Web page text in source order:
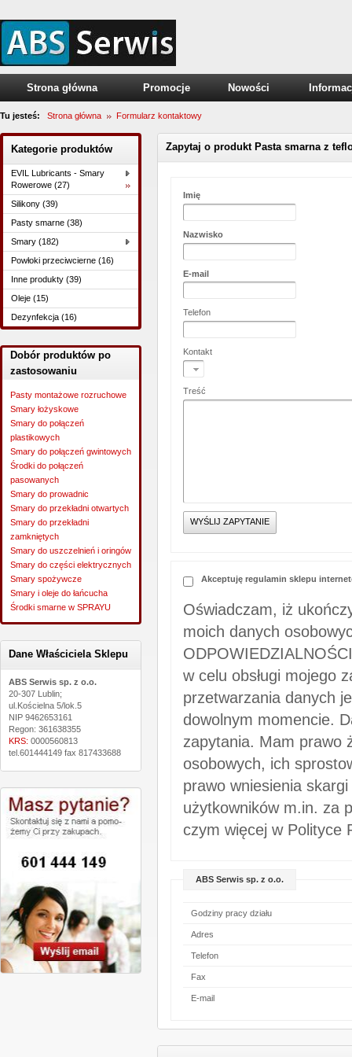
Strona główna Promocje Nowości
Tu jesteś: Strona główna Formularz kontaktowy
Kategorie produktów
EVIL Lubricants - Smary
Rowerowe (27)
Silikony (39)
Pasty smarne (38)
Smary (182)
Powłoki przeciwcierne (16)
Inne produkty (39)
Oleje (15)
Dezynfekcja (16)
Dobór produktów po
zastosowaniu
Pasty montażowe rozruchowe
Smary łożyskowe
Smary do połączeń
plastikowych
Smary do połączeń gwintowych
Środki do połączeń
pasowanych
Smary do prowadnic
Smary do przekładni otwartych
Smary do przekładni
zamkniętych
Smary do uszczelnień i oringów
Smary do części elektrycznych
Smary spożywcze
Smary i oleje do łańcucha
Środki smarne w SPRAYU
Dane Właściciela Sklepu
ABS Serwis sp. z o.o.
20-307 Lublin;
ul.Kościelna 5/lok.5
NIP 9462653161
Regon: 361638355
KRS: 0000560813
tel.601444149 fax 817433688
Zapytaj o produkt Pasta smarna z
Imię
Nazwisko
E-mail
Telefon
Kontakt
Treść
Akceptuję regulamin sklepu
Oświadczam, iż
moich danych
w celu obsługi mojego
przetwarzania danych
dowolnym momencie.
zapytania. Mam prawo
osobowych, ich
prawo wniesienia
użytkowników m.in. za
czym więcej w Polityce
ABS Serwis sp. z o.o.
Godziny pracy działu
Adres
Telefon
Fax
E-mail